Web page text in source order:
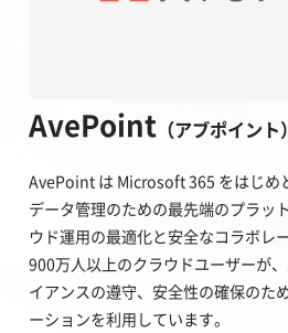
AvePoint（アブポイント）
AvePoint は Microsoft 365 をはじめ
データ管理のための最先端のプラッ
ウド運用の最適化と安全なコラボレ
900万人以上のクラウドユーザーが
イアンスの遵守、安全性の確保のた
ーションを利用しています。